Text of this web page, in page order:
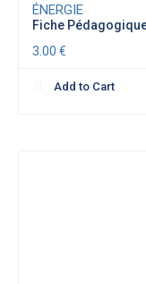
ÉNERGIE
Fiche
3.00€
Add to Cart